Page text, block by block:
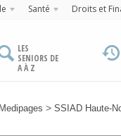
Santé Droits et
LES
SENIORS DE
A À Z
Medipages > SSIAD Haute-